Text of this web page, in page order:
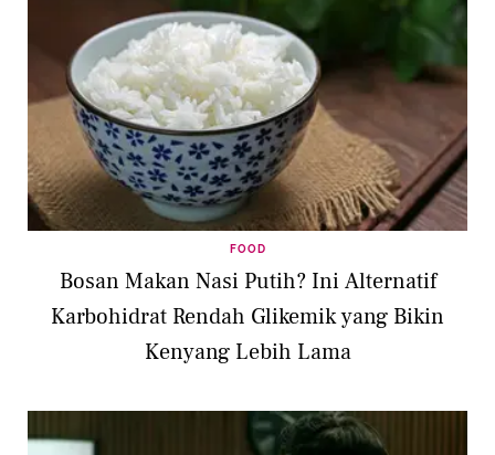
FOOD
Bosan Makan Nasi Putih? Ini Alternatif
Karbohidrat Rendah Glikemik yang Bikin
Kenyang Lebih Lama